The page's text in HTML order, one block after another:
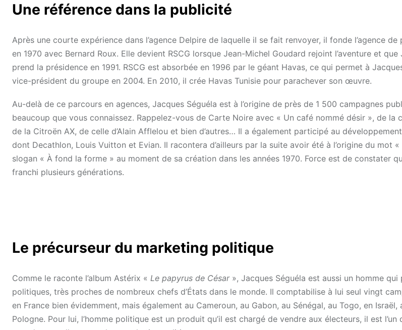
Une référence dans la publicité
Après une courte expérience dans l’agence Delpire de laquelle il se fait renvoyer, il fonde l’agence de
en 1970 avec Bernard Roux. Elle devient RSCG lorsque Jean-Michel Goudard rejoint l’aventure et que
prend la présidence en 1991. RSCG est absorbée en 1996 par le géant Havas, ce qui permet à
vice-président du groupe en 2004. En 2010, il crée Havas Tunisie pour parachever son œuvre.
Au-delà de ce parcours en agences, Jacques Séguéla est à l’origine de près de 1 500 campagnes
beaucoup que vous connaissez. Rappelez-vous de Carte Noire avec « Un café nommé désir », de la
de la Citroën AX, de celle d’Alain Afflelou et bien d’autres… Il a également participé au
dont Decathlon, Louis Vuitton et Evian. Il racontera d’ailleurs par la suite avoir été à l’origine du mot
slogan « À fond la forme » au moment de sa création dans les années 1970. Force est de constater
franchi plusieurs générations.
Le précurseur du marketing politique
Comme le raconte l’album Astérix « Le papyrus de César», Jacques Séguéla est aussi un homme qui
politiques, très proches de nombreux chefs d’États dans le monde. Il comptabilise à lui seul vingt
en France bien évidemment, mais également au Cameroun, au Gabon, au Sénégal, au Togo, en Israël,
Pologne. Pour lui, l’homme politique est un produit qu’il est chargé de vendre aux électeurs, il est l’un